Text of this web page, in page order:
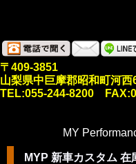
〒409-3851
山梨県中巨摩郡昭和町河西
TEL:055-244-8200
MY
MYP 新車カスタム 在